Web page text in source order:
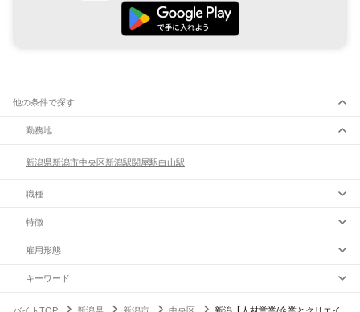
他の条件で探す
勤務地
新潟県新潟市中央区新潟駅関屋駅白山駅
職種
特徴
雇用形態
キーワード